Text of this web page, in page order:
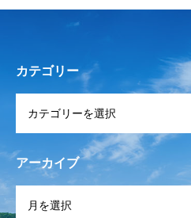
カテゴリー
アーカイブ